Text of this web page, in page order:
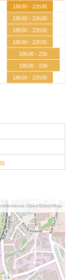
18h30 - 22h30
18h30 - 22h30
18h30 - 22h30
18h30 - 22h30
18h30 - 23h
18h30 - 23h
18h30 - 22h30
OpenStreetMap